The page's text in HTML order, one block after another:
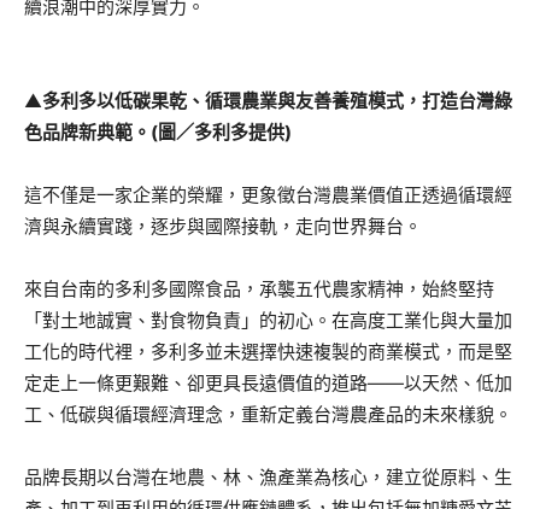
續浪潮中的深厚實力。
▲多利多以低碳果乾、循環農業與友善養殖模式，打造台灣綠
色品牌新典範 。(圖／多利多提供)
這不僅是一家企業的榮耀，更象徵台灣農業價值正透過循環經
濟與永續實踐，逐步與國際接軌，走向世界舞台。
來自台南的多利多國際食品，承襲五代農家精神，始終堅持
「對土地誠實、對食物負責」的初心。在高度工業化與大量加
工化的時代裡，多利多並未選擇快速複製的商業模式，而是堅
定走上一條更艱難、卻更具長遠價值的道路——以天然、低加
工、低碳與循環經濟理念，重新定義台灣農產品的未來樣貌。
品牌長期以台灣在地農、林、漁產業為核心，建立從原料、生